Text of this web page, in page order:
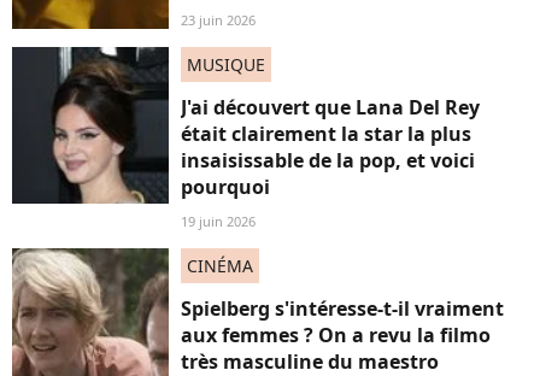
23 juin 2026
MUSIQUE
J'ai découvert que Lana Del Rey
était clairement la star la plus
insaisissable de la pop, et voici
pourquoi
19 juin 2026
CINÉMA
Spielberg s'intéresse-t-il vraiment
aux femmes ? On a revu la filmo
très masculine du maestro